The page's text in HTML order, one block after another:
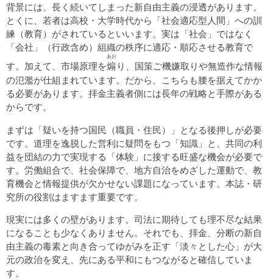
背景には、長く続いてしまった新自由主義の浸透があります。
とくに、若者は高校・大学時代から「社会適応型人間」への訓
練（教育）がされているといいます。実は「社会」ではなく
「会社」（行政含め）組織の秩序に適応・順応させる教育で
す。加えて、市場原理を煽
あお
り、国策ご機嫌取りや無造作な情報
の氾濫が仕組まれています。だから、こちらも腰を据えてかか
る必要があります。拝金主義者側には長年の戦略と手際がある
からです。
まずは「疑いを持つ国民（職員・住民）」となる後押しが必要
です。道理を逸脱した営利に疑問をもつ「知識」と、共同の利
益を団結の力で実現する「体験」に接する旺盛な機会が必要で
す。労働組合で、社会保障で、地方自治をめざした運動で、教
育機会と情報提供が欠かせない課題になっています。本誌・研
究所の役割はますます重要です。
現実には多くの壁があります。司法に期待しても理不尽な結果
になることも少なくありません。それでも、拝金、分断の新自
由主義の毒素と向き合ってゆがみを正す「淡々とした心」が大
元の政治を変え、先にある平和にもつながると確信していま
す。